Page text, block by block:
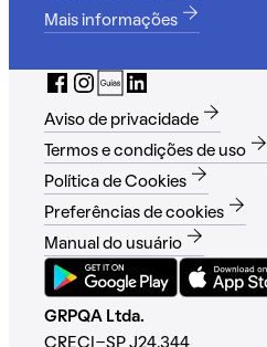
Mais informações
Aviso de privacidade
Termos e condições de uso
Política de Cookies
Preferências de cookies
Manual do usuário
GRPQA Ltda.